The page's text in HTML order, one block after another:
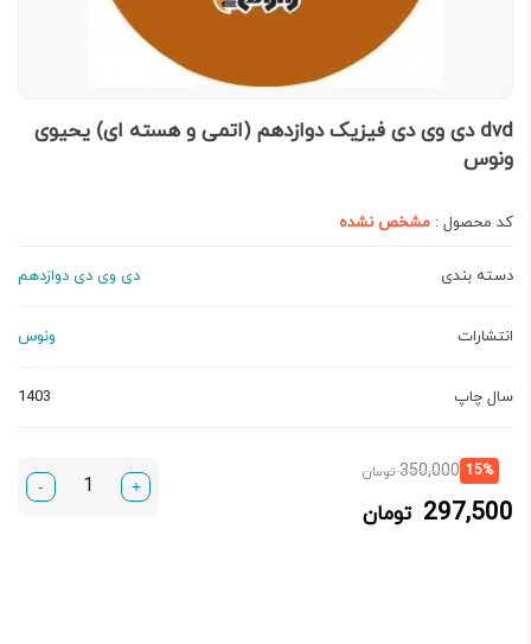
dvd دی وی دی فیزیک دوازدهم (اتمی و هسته ای) یحیوی
ونوس
کد محصول : مشخص نشده
دسته بندی دی وی دی دوازدهم
انتشارات ونوس
سال چاپ 1403
15%
350,000 تومانقیمت
297,500 تومان
قیمت
297,500 تومان.
+
-